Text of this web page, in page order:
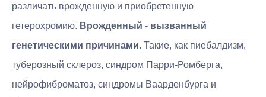
различать врожденную и приобретенную
гетерохромию. Врожденный - вызванный
генетическими причинами. Такие, как пиебалдизм,
туберозный склероз, синдром Парри-Ромберга,
нейрофиброматоз, синдромы Ваарденбурга и